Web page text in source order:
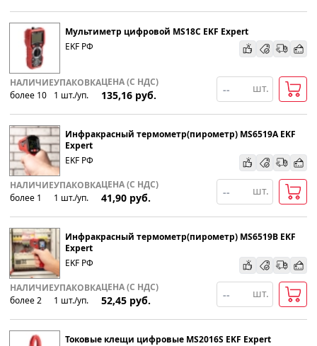
Мультиметр цифровой MS18C EKF Expert
EKF РФ
НАЛИЧИЕ
более 10
УПАКОВКА
1 шт./уп.
ЦЕНА (С НДС)
135,16 руб.
шт.
Инфракрасный термометр(пирометр) MS6519A EKF
Expert
EKF РФ
НАЛИЧИЕ
более 1
УПАКОВКА
1 шт./уп.
ЦЕНА (С НДС)
41,90 руб.
шт.
Инфракрасный термометр(пирометр) MS6519B EKF
Expert
EKF РФ
НАЛИЧИЕ
более 2
УПАКОВКА
1 шт./уп.
ЦЕНА (С НДС)
52,45 руб.
шт.
Токовые клещи цифровые MS2016S EKF Expert